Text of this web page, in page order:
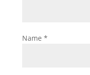
Name *